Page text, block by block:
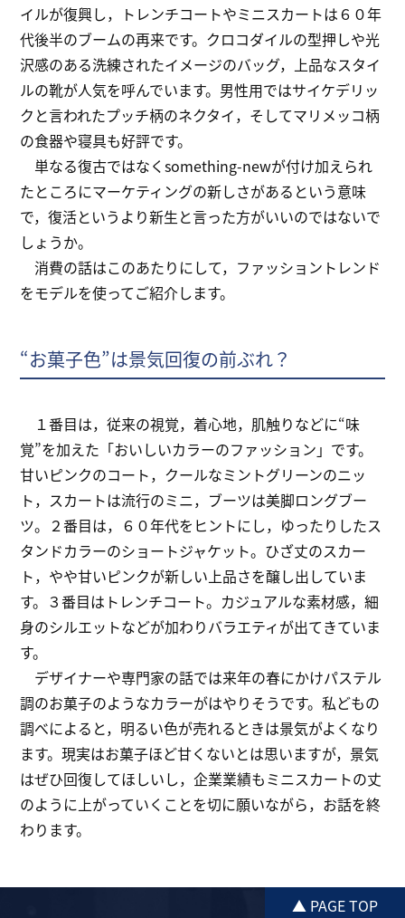
イルが復興し，トレンチコートやミニスカートは６０年
代後半のブームの再来です。クロコダイルの型押しや光
沢感のある洗練されたイメージのバッグ，上品なスタイ
ルの靴が人気を呼んでいます。男性用ではサイケデリッ
クと言われたプッチ柄のネクタイ，そしてマリメッコ柄
の食器や寝具も好評です。
単なる復古ではなくsomething-newが付け加えられ
たところにマーケティングの新しさがあるという意味
で，復活というより新生と言った方がいいのではないで
しょうか。
消費の話はこのあたりにして，ファッショントレンド
をモデルを使ってご紹介します。
“お菓子色”は景気回復の前ぶれ？
１番目は，従来の視覚，着心地，肌触りなどに“味
覚”を加えた「おいしいカラーのファッション」です。
甘いピンクのコート，クールなミントグリーンのニッ
ト，スカートは流行のミニ，ブーツは美脚ロングブー
ツ。２番目は，６０年代をヒントにし，ゆったりしたス
タンドカラーのショートジャケット。ひざ丈のスカー
ト，やや甘いピンクが新しい上品さを醸し出していま
す。３番目はトレンチコート。カジュアルな素材感，細
身のシルエットなどが加わりバラエティが出てきていま
す。
デザイナーや専門家の話では来年の春にかけパステル
調のお菓子のようなカラーがはやりそうです。私どもの
調べによると，明るい色が売れるときは景気がよくなり
ます。現実はお菓子ほど甘くないとは思いますが，景気
はぜひ回復してほしいし，企業業績もミニスカートの丈
のように上がっていくことを切に願いながら，お話を終
わります。
▲ PAGE TOP